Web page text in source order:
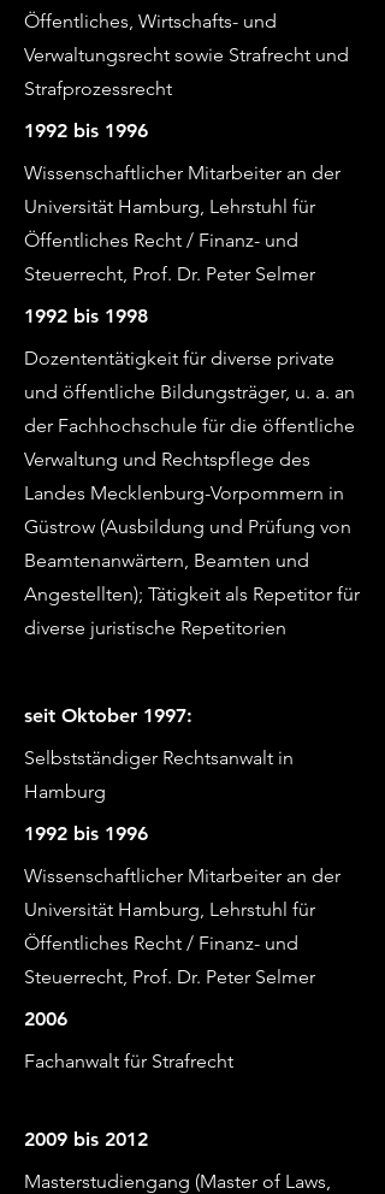
Öffentliches, Wirtschafts- und
Verwaltungsrecht sowie Strafrecht und
Strafprozessrecht
1992 bis 1996
Wissenschaftlicher Mitarbeiter an der
Universität Hamburg, Lehrstuhl für
Öffentliches Recht / Finanz- und
Steuerrecht, Prof. Dr. Peter Selmer
1992 bis 1998
Dozententätigkeit für diverse private
und öffentliche Bildungsträger, u. a. an
der Fachhochschule für die öffentliche
Verwaltung und Rechtspflege des
Landes Mecklenburg-Vorpommern in
Güstrow (Ausbildung und Prüfung von
Beamtenanwärtern, Beamten und
Angestellten); Tätigkeit als Repetitor für
diverse juristische Repetitorien
seit Oktober 1997:
Selbstständiger Rechtsanwalt in
Hamburg
1992 bis 1996
Wissenschaftlicher Mitarbeiter an der
Universität Hamburg, Lehrstuhl für
Öffentliches Recht / Finanz- und
Steuerrecht, Prof. Dr. Peter Selmer
2006
Fachanwalt für Strafrecht
2009 bis 2012
Masterstudiengang (Master of Laws,